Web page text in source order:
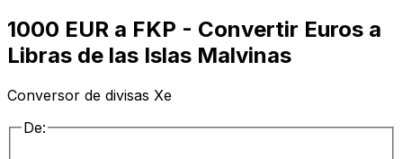
1000 EUR a FKP - Convertir Euros a
Libras de las Islas Malvinas
Conversor de divisas Xe
De: